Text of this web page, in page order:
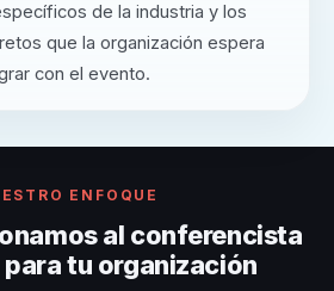
de la industria y los
que la organización espera
con el evento.
ENFOQUE
al conferencista
tu organización